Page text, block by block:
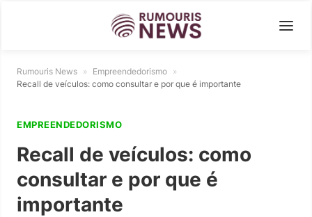
Rumouris News » Empreendedorismo »
Recall de veículos: como consultar e por que é importante
EMPREENDEDORISMO
Recall de veículos: como
consultar e por que é
importante